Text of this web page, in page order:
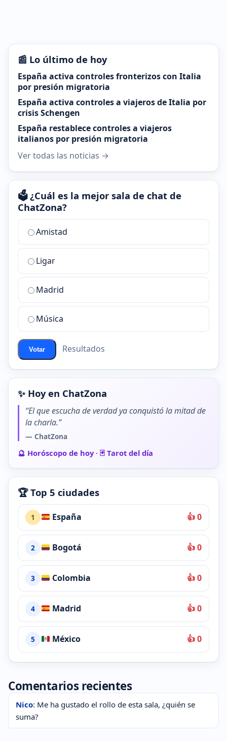
📰 Lo último de hoy
España activa controles fronterizos con Italia
por presión migratoria
España activa controles a viajeros de Italia por
crisis Schengen
España restablece controles a viajeros
italianos por presión migratoria
Ver todas las noticias →
🗳️ ¿Cuál es la mejor sala de chat de
ChatZona?
¿Cuál
la
mejor
sala
chat
ChatZona?
Amistad
Ligar
Madrid
Música
Votar Resultados
✨ Hoy en ChatZona
“El que escucha de verdad ya conquistó la mitad de
la charla.”
— ChatZona
🔮 Horóscopo de hoy· 🃏 Tarot del día
🏆 Top 5 ciudades
1 España 👍 0
2 Bogotá 👍 0
3 Colombia 👍 0
4 Madrid 👍 0
5 México 👍 0
Comentarios recientes
Nico: Me ha gustado el rollo de esta sala, ¿quién se
suma?